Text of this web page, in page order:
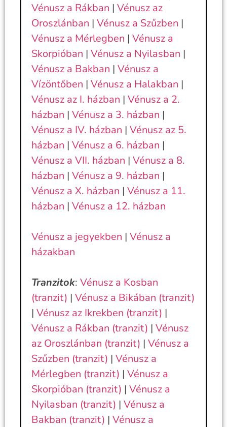
Vénusz a Rákban | Vénusz az
Oroszlánban | Vénusz a Szűzben |
Vénusz a Mérlegben | Vénusz a
Skorpióban | Vénusz a Nyilasban |
Vénusz a Bakban | Vénusz a
Vízöntőben | Vénusz a Halakban |
Vénusz az I. házban | Vénusz a 2.
házban | Vénusz a 3. házban |
Vénusz a IV. házban | Vénusz az 5.
házban | Vénusz a 6. házban |
Vénusz a VII. házban | Vénusz a 8.
házban | Vénusz a 9. házban |
Vénusz a X. házban | Vénusz a 11.
házban | Vénusz a 12. házban
Vénusz a jegyekben | Vénusz a
házakban
Tranzitok: Vénusz a Kosban
(tranzit) | Vénusz a Bikában (tranzit)
| Vénusz az Ikrekben (tranzit) |
Vénusz a Rákban (tranzit) | Vénusz
az Oroszlánban (tranzit) | Vénusz a
Szűzben (tranzit) | Vénusz a
Mérlegben (tranzit) | Vénusz a
Skorpióban (tranzit) | Vénusz a
Nyilasban (tranzit) | Vénusz a
Bakban (tranzit) | Vénusz a